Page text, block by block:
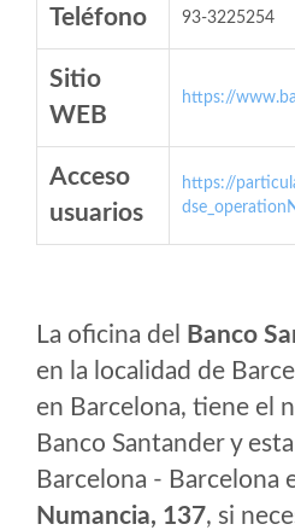
Teléfono 93-3225254
Sitio
WEB
https://
Acceso
usuarios
https://
La oficina del Banco
en la localidad de
en Barcelona, tiene el
Banco Santander y
Barcelona - Barcelona
Numancia, 137, si